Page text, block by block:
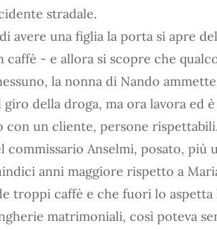
stradale.
avere una figlia la porta si apre
caffè - e allora si scopre che
la nonna di Nando
della droga, ma ora lavora ed
con un cliente, persone
commissario Anselmi, posato, più
anni maggiore rispetto a
troppi caffè e che fuori lo aspetta
matrimoniali, così poteva